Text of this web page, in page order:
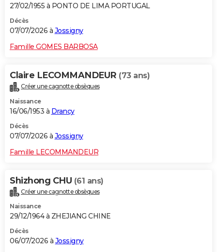
27/02/1955 à PONTO DE LIMA PORTUGAL
Décès
07/07/2026 à Jossigny
Famille GOMES BARBOSA
Claire LECOMMANDEUR (73 ans)
Créer une cagnotte obsèques
Naissance
16/06/1953 à Drancy
Décès
07/07/2026 à Jossigny
Famille LECOMMANDEUR
Shizhong CHU (61 ans)
Créer une cagnotte obsèques
Naissance
29/12/1964 à ZHEJIANG CHINE
Décès
06/07/2026 à Jossigny